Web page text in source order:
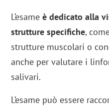
L’esameè dedicato alla
strutture specifiche,
strutture muscolari o
anche per valutare i
salivari.
L’esame può essere